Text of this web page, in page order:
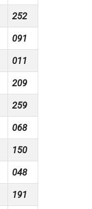
252
091
011
209
259
068
150
048
191